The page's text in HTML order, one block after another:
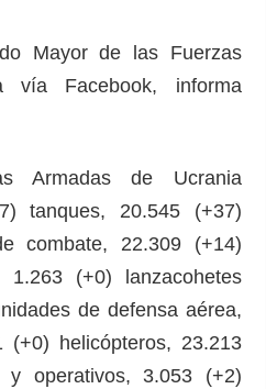
SERVICIOS
imágenes
Mayor de las Fuerzas
vía Facebook, informa
Armadas de Ucrania
tanques, 20.545 (+37)
combate, 22.309 (+14)
(+0) lanzacohetes
de defensa aérea,
helicópteros, 23.213
y operativos, 3.053 (+2)